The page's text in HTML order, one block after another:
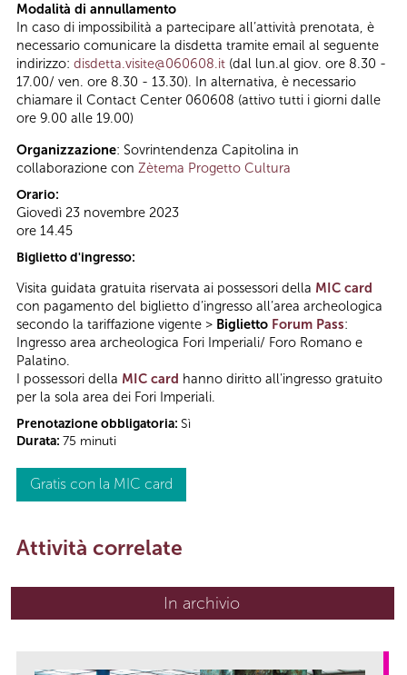
Modalità di annullamento
In caso di impossibilità a partecipare all’attività prenotata, è
necessario comunicare la disdetta tramite email al seguente
indirizzo: disdetta.visite@060608.it (dal lun.al giov. ore 8.30 -
17.00/ ven. ore 8.30 - 13.30). In alternativa, è necessario
chiamare il Contact Center 060608 (attivo tutti i giorni dalle
ore 9.00 alle 19.00)
Organizzazione: Sovrintendenza Capitolina in
collaborazione con Zètema Progetto Cultura
Orario:
Giovedì 23 novembre 2023
ore 14.45
Biglietto d'ingresso:
Visita guidata gratuita riservata ai possessori della MIC card
con pagamento del biglietto d’ingresso all’area archeologica
secondo la tariffazione vigente > Biglietto Forum Pass:
Ingresso area archeologica Fori Imperiali/ Foro Romano e
Palatino.
I possessori della MIC card hanno diritto all'ingresso gratuito
per la sola area dei Fori Imperiali.
Prenotazione obbligatoria: Sì
Durata: 75 minuti
Gratis con la MIC card
Attività correlate
In archivio